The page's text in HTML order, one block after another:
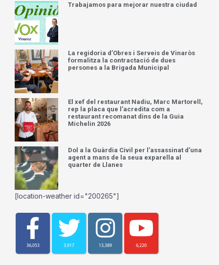
Trabajamos para mejorar nuestra ciudad
La regidoria d’Obres i Serveis de Vinaròs
formalitza la contractació de dues
persones a la Brigada Municipal
El xef del restaurant Nadiu, Marc Martorell,
rep la placa que l’acredita com a
restaurant recomanat dins de la Guia
Michelin 2026
Dol a la Guàrdia Civil per l’assassinat d’una
agent a mans de la seua exparella al
quarter de Llanes
[location-weather id="200265"]
36,053 3,917 13,389 6,220